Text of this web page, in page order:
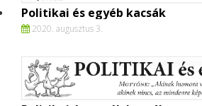
Politikai és egyéb kacsák
2020. augusztus 3.